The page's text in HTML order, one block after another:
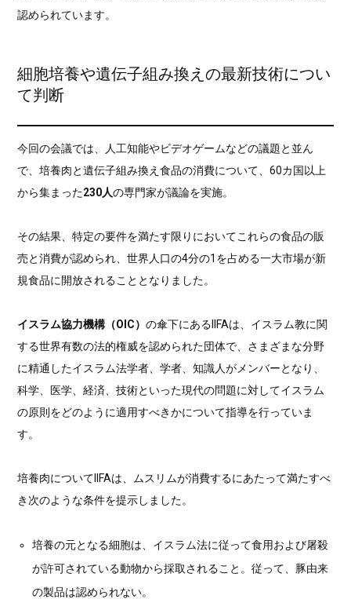
認められています。
細胞培養や遺伝子組み換えの最新技術につい
て判断
今回の会議では、人工知能やビデオゲームなどの議題と並ん
で、培養肉と遺伝子組み換え食品の消費について、60カ国以上
から集まった230人の専門家が議論を実施。
その結果、特定の要件を満たす限りにおいてこれらの食品の販
売と消費が認められ、世界人口の4分の1を占める一大市場が新
規食品に開放されることとなりました。
イスラム協力機構（OIC）の傘下にあるIIFAは、イスラム教に関
する世界有数の法的権威を認められた団体で、さまざまな分野
に精通したイスラム法学者、学者、知識人がメンバーとなり、
科学、医学、経済、技術といった現代の問題に対してイスラム
の原則をどのように適用すべきかについて指導を行っていま
す。
培養肉についてIIFAは、ムスリムが消費するにあたって満たすべ
き次のような条件を提示しました。
培養の元となる細胞は、イスラム法に従って食用および屠殺
が許可されている動物から採取されること。従って、豚由来
の製品は認められない。